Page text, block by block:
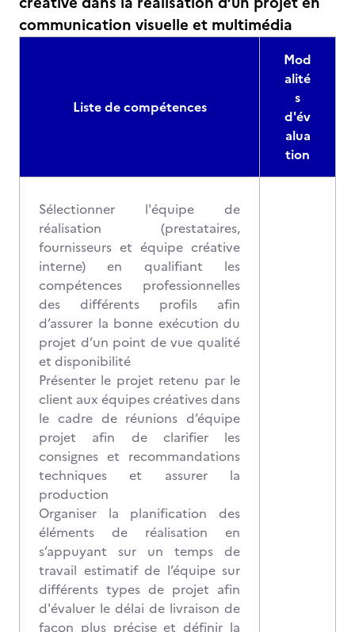
communication visuelle et multimédia
Liste de compétences
Mod
alité
s
d'év
alua
tion
Sélectionner l'équipe de
réalisation (prestataires,
fournisseurs et équipe créative
interne) en qualifiant les
compétences professionnelles
des différents profils afin
d’assurer la bonne exécution du
projet d’un point de vue qualité
et disponibilité
Présenter le projet retenu par le
client aux équipes créatives dans
le cadre de réunions d’équipe
projet afin de clarifier les
consignes et recommandations
techniques et assurer la
production
Organiser la planification des
éléments de réalisation en
s’appuyant sur un temps de
travail estimatif de l’équipe sur
différents types de projet afin
d'évaluer le délai de livraison de
façon plus précise et définir la